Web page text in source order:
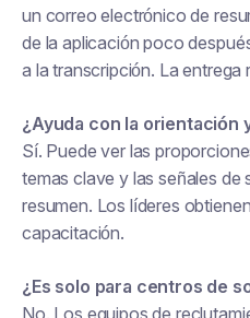
un correo electrónico de
de la aplicación poco
a la transcripción. La entrega
¿Ayuda con la orientación
Sí. Puede ver las
temas clave y las señales de
resumen. Los líderes
capacitación.
¿Es solo para centros de
No. Los equipos de